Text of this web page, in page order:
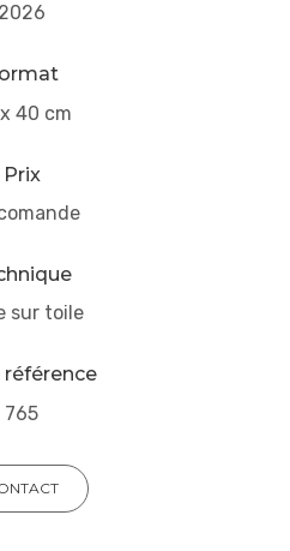
2026
40 cm
Prix
sur toile
référence
765